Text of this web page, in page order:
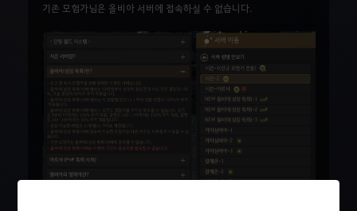
기존 모험가님은 올비아 서버에 접속하실 수 없습니다.